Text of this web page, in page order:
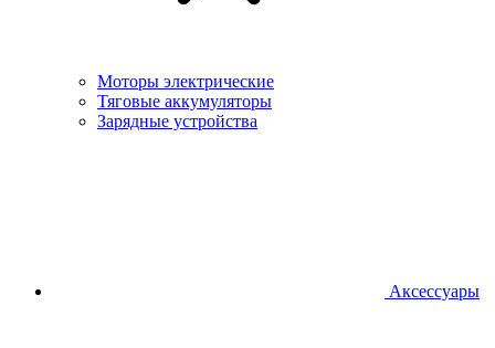
Моторы электрические
Тяговые аккумуляторы
Зарядные устройства
Аксессуары